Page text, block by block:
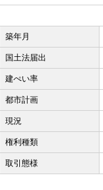
築年月
国土法届出
建ぺい率
都市計画
現況
権利種類
取引態様